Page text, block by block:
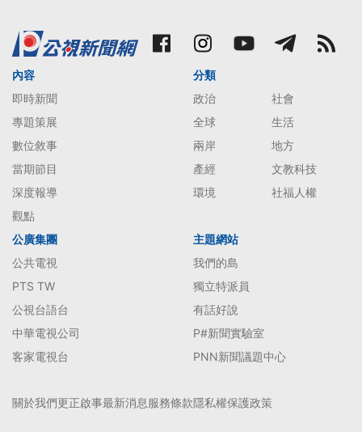
內容
即時新聞
專題策展
數位敘事
當期節目
深度報導
觀點
分類
政治
社會
全球
生活
兩岸
地方
產經
文教科技
環境
社福人權
公廣集團
公共電視
PTS TW
公視台語台
中華電視公司
客家電視台
主題網站
我們的島
獨立特派員
有話好說
P#新聞實驗室
PNN新聞議題中心
關於我們更正啟事最新消息服務條款隱私權保護政策